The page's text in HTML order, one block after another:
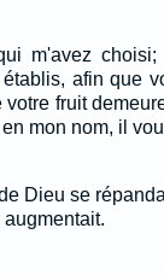
m'avez
afin que
votre fruit
mon nom, il
Dieu se